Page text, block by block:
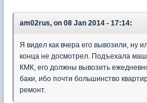
am02rus, on 08 Jan 2014 - 17:14:
Я видел как вчера его вывозили, ну
конца не досмотрел. Подъехала
КМК, его должны вывозить
баки, ибо почти большинство
ремонт.